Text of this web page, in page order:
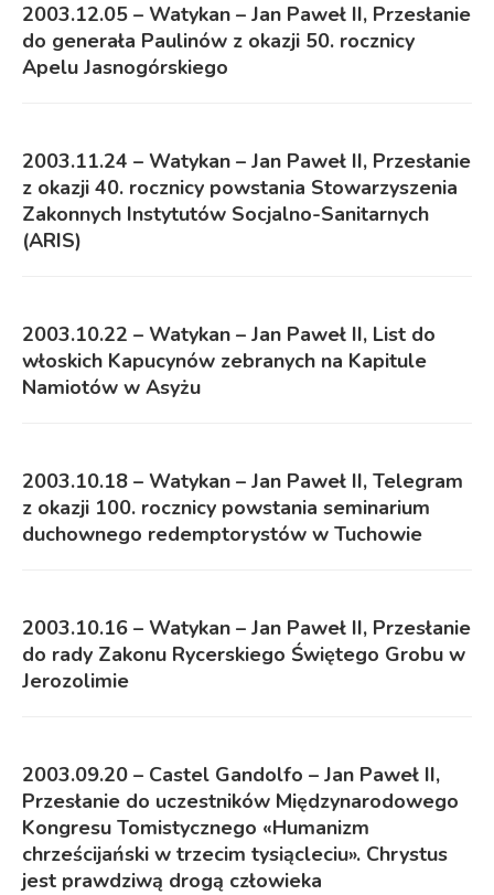
2003.12.05 – Watykan – Jan Paweł II, Przesłanie
do generała Paulinów z okazji 50. rocznicy
Apelu Jasnogórskiego
2003.11.24 – Watykan – Jan Paweł II, Przesłanie
z okazji 40. rocznicy powstania Stowarzyszenia
Zakonnych Instytutów Socjalno-Sanitarnych
(ARIS)
2003.10.22 – Watykan – Jan Paweł II, List do
włoskich Kapucynów zebranych na Kapitule
Namiotów w Asyżu
2003.10.18 – Watykan – Jan Paweł II, Telegram
z okazji 100. rocznicy powstania seminarium
duchownego redemptorystów w Tuchowie
2003.10.16 – Watykan – Jan Paweł II, Przesłanie
do rady Zakonu Rycerskiego Świętego Grobu w
Jerozolimie
2003.09.20 – Castel Gandolfo – Jan Paweł II,
Przesłanie do uczestników Międzynarodowego
Kongresu Tomistycznego «Humanizm
chrześcijański w trzecim tysiącleciu». Chrystus
jest prawdziwą drogą człowieka